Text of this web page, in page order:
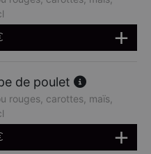
de poulet
rouges, carottes, maïs,